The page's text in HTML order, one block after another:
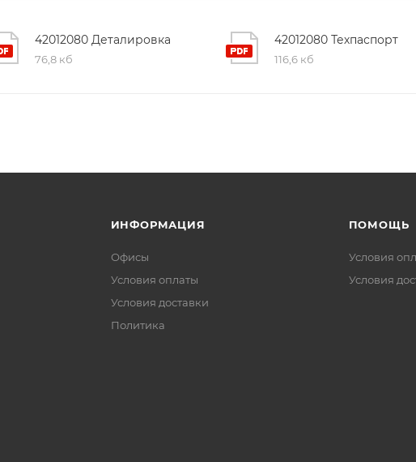
42012080 Деталировка
76,8 кб
42012080 Техпаспорт
116,6 кб
ИНФОРМАЦИЯ
Офисы
Условия оплаты
Условия доставки
Политика
ПОМОЩЬ
Условия
Условия